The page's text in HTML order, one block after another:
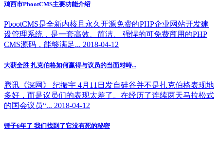
鸡西市PbootCMS主要功能介绍
PbootCMS是全新内核且永久开源免费的PHP企业网站开发建
设管理系统，是一套高效、简洁、 强悍的可免费商用的PHP
CMS源码，能够满足... 2018-04-12
大获全胜 扎克伯格如何赢得与议员的当面对峙...
腾讯《深网》 纪振宇 4月11日发自硅谷并不是扎克伯格表现地
多好，而是议员们的表现太差了。在经历了连续两天马拉松式
的国会议员“... 2018-04-12
锤子6年了 我们找到了它没有死的秘密